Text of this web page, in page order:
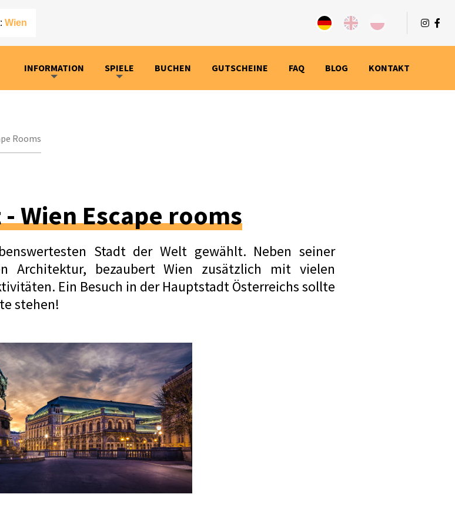
Wien
INFORMATION SPIELE BUCHEN GUTSCHEINE FAQ BLOG KONTAKT
Rooms
Wien Escape rooms
Stadt der Welt gewählt. Neben seiner
Architektur, bezaubert Wien zusätzlich mit vielen
Ein Besuch in der Hauptstadt Österreichs sollte
stehen!